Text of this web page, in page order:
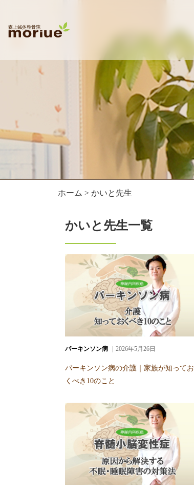
ホーム > かいと先生
かいと先生一覧
パーキンソン病 2026年5月26日
パーキンソン病の介護｜家族が知ってお
くべき10のこと